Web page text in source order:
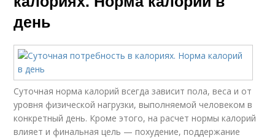
день
Суточная норма калорий всегда зависит пола, веса и от
уровня физической нагрузки, выполняемой человеком в
конкретный день. Кроме этого, на расчет нормы калорий
влияет и финальная цель — похудение, поддержание